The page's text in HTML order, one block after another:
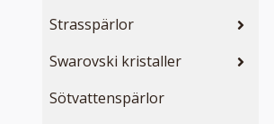
Strasspärlor
Swarovski kristaller
Sötvattenspärlor